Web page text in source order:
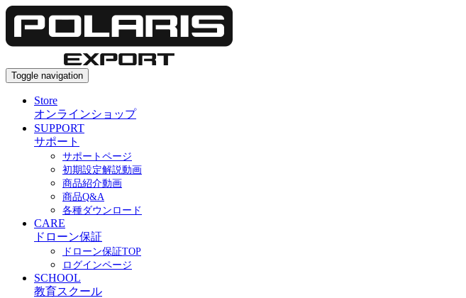
Toggle navigation
Store
オンラインショップ
SUPPORT
サポート
サポートページ
初期設定解説動画
商品紹介動画
商品Q&A
各種ダウンロード
CARE
ドローン保証
ドローン保証TOP
ログインページ
SCHOOL
教育スクール